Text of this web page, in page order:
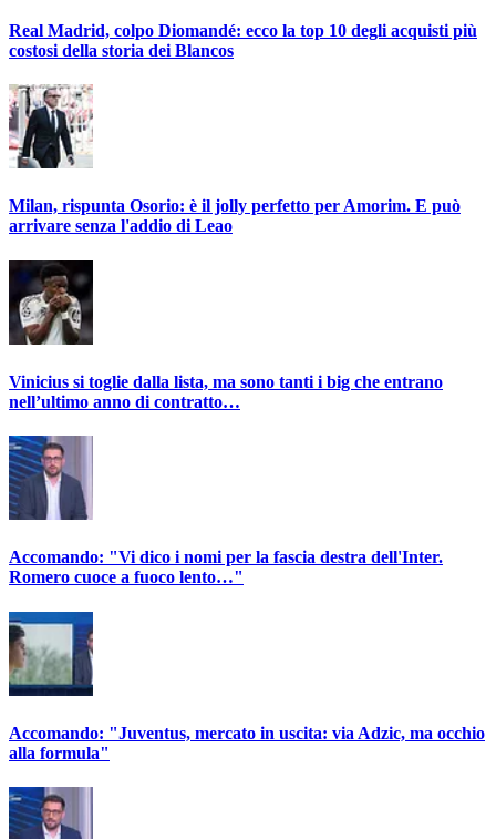
Real Madrid, colpo Diomandé: ecco la top 10 degli acquisti più
costosi della storia dei Blancos
Milan, rispunta Osorio: è il jolly perfetto per Amorim. E può
arrivare senza l'addio di Leao
Vinicius si toglie dalla lista, ma sono tanti i big che entrano
nell’ultimo anno di contratto…
Accomando: "Vi dico i nomi per la fascia destra dell'Inter.
Romero cuoce a fuoco lento…"
Accomando: "Juventus, mercato in uscita: via Adzic, ma occhio
alla formula"